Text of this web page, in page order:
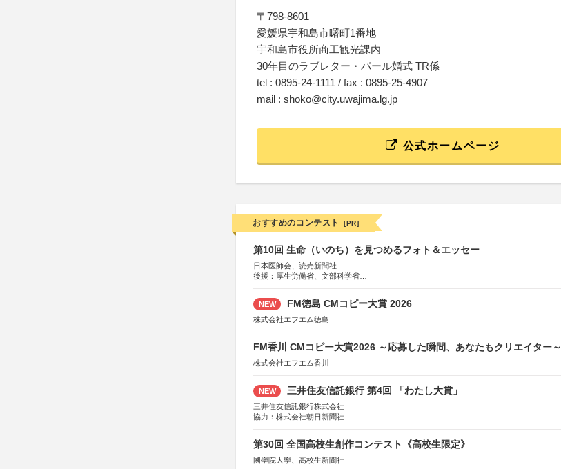
〒798-8601
愛媛県宇和島市曙町1番地
宇和島市役所商工観光課内
30年目のラブレター・パール婚式 TR係
tel : 0895-24-1111 / fax : 0895-25-4907
mail : shoko@city.uwajima.lg.jp
公式ホームページ
おすすめのコンテスト [PR]
第10回 生命（いのち）を見つめるフォト＆エッセー
日本医師会、読売新聞社
後援：厚生労働省、文部科学省
NEW FM徳島 CMコピー大賞 2026
株式会社エフエム徳島
FM香川 CMコピー大賞2026 ～応募した瞬間、あなたもクリエイター～
株式会社エフエム香川
NEW 三井住友信託銀行 第4回 「わたし大賞」
三井住友信託銀行株式会社
協力：株式会社朝日新聞社
第30回 全国高校生創作コンテスト《高校生限定》
國學院大學、高校生新聞社